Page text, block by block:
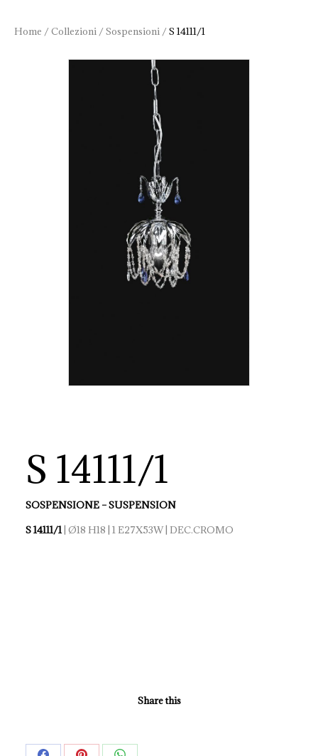
Home /Collezioni /Sospensioni /S 14111/1
S 14111/1
SOSPENSIONE – SUSPENSION
S 14111/1| Ø18 H18 | 1 E27X53W | DEC.CROMO
Share this